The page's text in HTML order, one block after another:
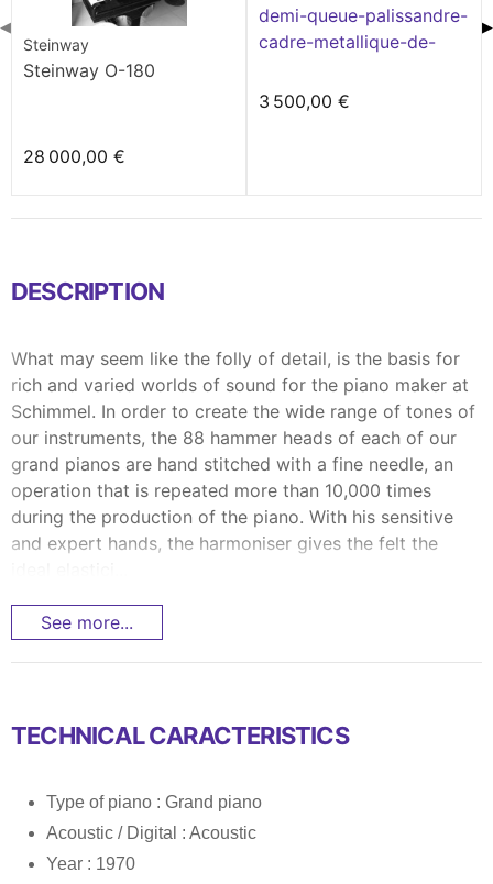
Steinway
Steinway O-180
28 000,00 €
demi-queue-palissandre-
cadre-metallique-de-
3 500,00 €
◀ ▶
DESCRIPTION
What may seem like the folly of detail, is the basis for
rich and varied worlds of sound for the piano maker at
Schimmel. In order to create the wide range of tones of
our instruments, the 88 hammer heads of each of our
grand pianos are hand stitched with a fine needle, an
operation that is repeated more than 10,000 times
during the production of the piano. With his sensitive
and expert hands, the harmoniser gives the felt the
See more...
TECHNICAL CARACTERISTICS
Type of piano : Grand piano
Acoustic / Digital : Acoustic
Year : 1970